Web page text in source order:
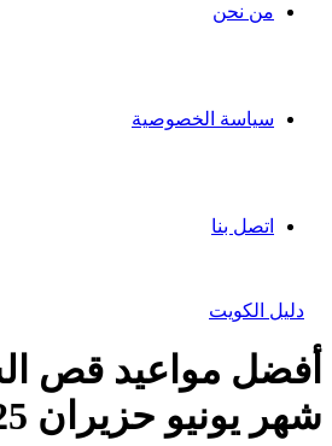
من نحن
سياسة الخصوصية
اتصل بنا
دليل الكويت
أفضل مواعيد قص
شهر يونيو حزيران 2025